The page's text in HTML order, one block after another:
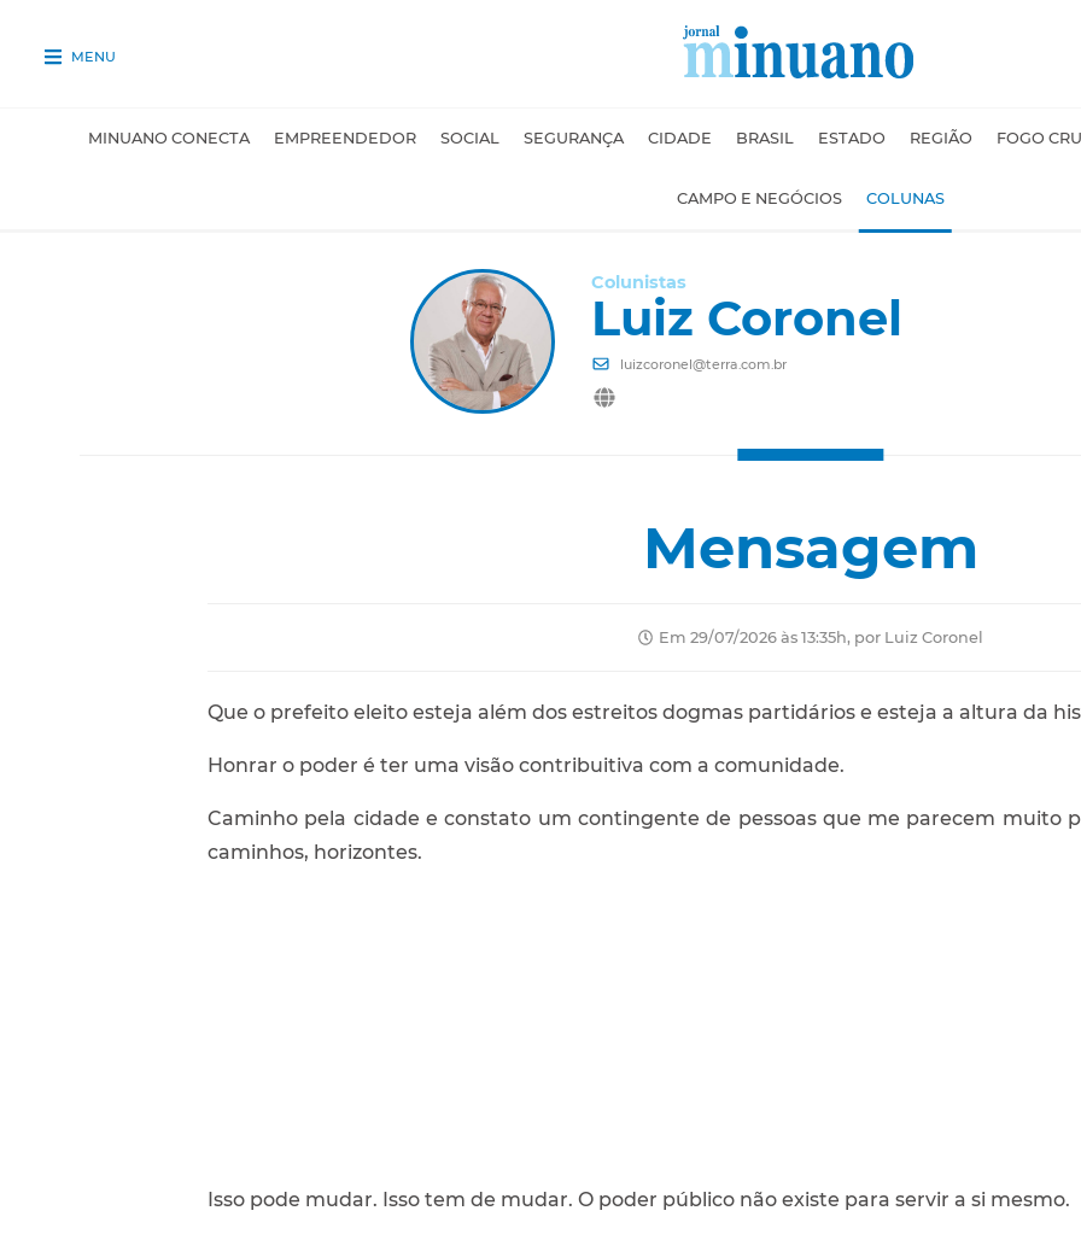
MENU
MINUANO CONECTA EMPREENDEDOR SOCIAL SEGURANÇA CIDADE BRASIL ESTADO REGIÃO FOGO
CAMPO E NEGÓCIOS COLUNAS
Colunistas
Luiz Coronel
luizcoronel@terra.com.br
Mensagem
Em 29/07/2026 às 13:35h, por Luiz Coronel
Que o prefeito eleito esteja além dos estreitos dogmas partidários e esteja a altura da
Honrar o poder é ter uma visão contribuitiva com a comunidade.
Caminho pela cidade e constato um contingente de pessoas que me parecem muito
caminhos, horizontes.
Isso pode mudar. Isso tem de mudar. O poder público não existe para servir a si mesmo.